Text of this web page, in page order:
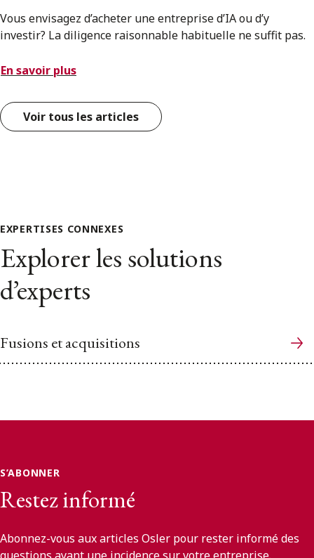
Vous envisagez d’acheter une entreprise d’IA ou d’y
investir? La diligence raisonnable habituelle ne suffit pas.
En savoir plus
Voir tous les articles
EXPERTISES CONNEXES
Explorer les solutions
d’experts
Fusions et acquisitions
S’ABONNER
Restez informé
Abonnez-vous aux articles Osler pour rester informé des